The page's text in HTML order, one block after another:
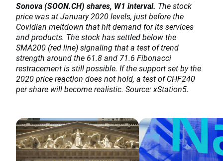
Sonova (SOON.CH) shares, W1 interval. The stock
price was at January 2020 levels, just before the
Covidian meltdown that hit demand for its services
and products. The stock has settled below the
SMA200 (red line) signaling that a test of trend
strength around the 61.8 and 71.6 Fibonacci
restracement is still possible. If the support set by the
2020 price reaction does not hold, a test of CHF240
per share will become realistic. Source: xStation5.